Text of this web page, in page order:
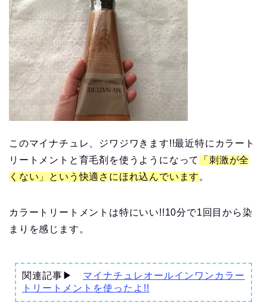
このマイナチュレ、ジワジワきます!!最近特にカラート
リートメントと育毛剤を使うようになって
「刺激が全
くない」という快適さにほれ込んでいます 。
カラートリートメントは特にいい!!10分で1回目から染
まりを感じます。
関連記事▶ マイナチュレオールインワンカラー
トリートメントを使ったよ!!